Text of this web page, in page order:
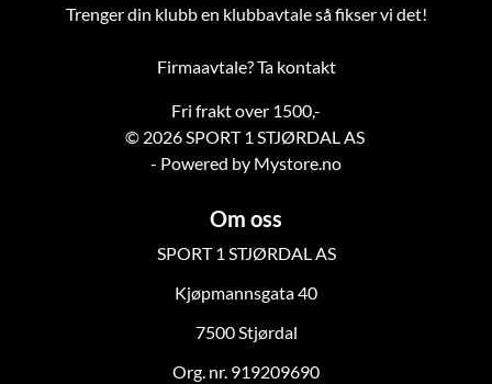
Trenger din klubb en klubbavtale så fikser vi det!
Firmaavtale? Ta kontakt
Fri frakt over 1500,-
© 2026 SPORT 1 STJØRDAL AS
- Powered by Mystore.no
Om oss
SPORT 1 STJØRDAL AS
Kjøpmannsgata 40
7500 Stjørdal
Org. nr. 919209690